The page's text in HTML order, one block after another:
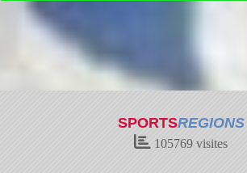
SPORTSREGIONS
105769 visites